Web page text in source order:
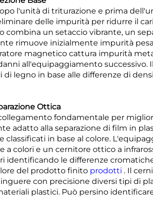
l'unità di triturazione e prima
delle impurità per ridurre il
combina un setaccio vibrante, un
rimuove inizialmente impurità
magnetico cattura impurità
all'equipaggiamento successivo.
di legno in base alle differenze di
Ottica
fondamentale per
adatto alla separazione di film in
classificati in base al colore.
a colori e un cernitore ottico a
identificando le differenze
del prodotto finito prodotti . Il
con precisione diversi tipi di
plastici. Può persino